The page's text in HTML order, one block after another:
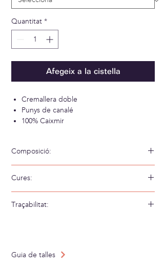
Quantitat *
Afegeix a la cistella
Cremallera doble
Punys de canalé
100% Caixmir
Composició:
Cures:
Traçabilitat:
Guia de talles